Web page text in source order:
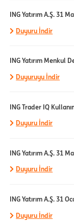
ING Yatırım A.Ş. 31
Duyuru İndir
ING Yatırım Menkul
Duyuruyu İndir
ING Trader IQ
Duyuru İndir
ING Yatırım A.Ş. 31
Duyuru İndir
ING Yatırım A.Ş. 31
Duyuru İndir